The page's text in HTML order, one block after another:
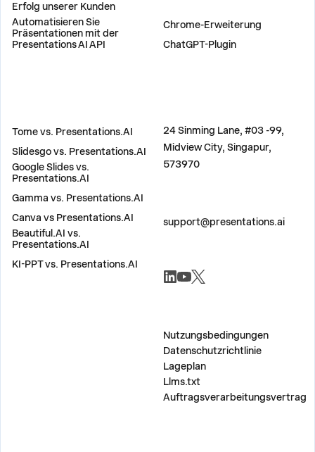
Erfolg unserer Kunden
Automatisieren Sie
Präsentationen mit der
Presentations AI API
Chrome-Erweiterung
ChatGPT-Plugin
Tome vs. Presentations.AI
Slidesgo vs. Presentations.AI
Google Slides vs.
Presentations.AI
Gamma vs. Presentations.AI
Canva vs Presentations.AI
Beautiful.AI vs.
Presentations.AI
KI-PPT vs. Presentations.AI
24 Sinming Lane, #03 -99,
Midview City, Singapur,
573970
support@presentations.ai
Nutzungsbedingungen
Datenschutzrichtlinie
Lageplan
Llms.txt
Auftragsverarbeitungsvertrag